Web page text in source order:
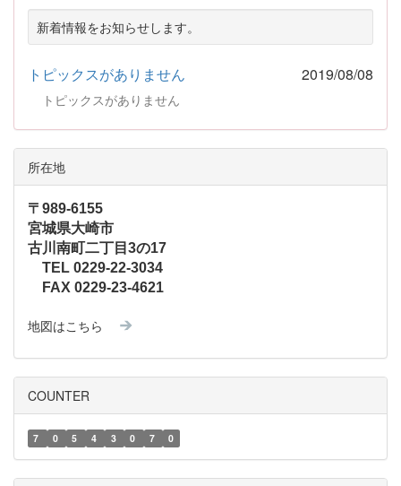
新着情報をお知らせします。
トピックスがありません 2019/08/08
トピックスがありません
所在地
〒989-6155
宮城県大崎市
古川南町二丁目3の17
TEL 0229-22-3034
FAX 0229-23-4621
地図はこちら
COUNTER
7 0 5 4 3 0 7 0